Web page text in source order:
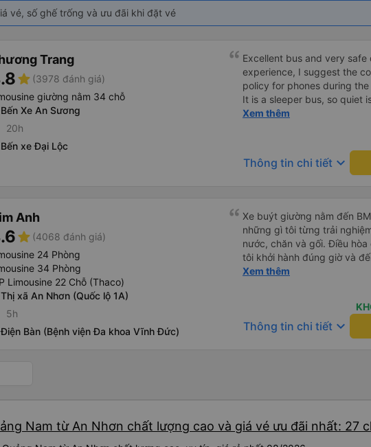
vé, số ghế trống và ưu đãi khi đặt vé
Trang
star (3978 đánh giá)
giường nằm 34 chỗ
Bến Xe An Sương
20h
Bến xe Đại Lộc
Excellent bus and very
experience, I suggest the
policy for phones during
It is a sleeper bus, so quiet
Wi-Fi password clearly
hơn, tôi góp ý nhà xe nên
lặng (tắt âm thanh điện
Tôi vẫn sẽ tiếp tục ủng hộ
Xem thêm
Thông tin chi tiết keyboard_arrow_down
Anh
star (4068 đánh giá)
24 Phòng
34 Phòng
Limousine 22 Chỗ (Thaco)
Thị xã An Nhơn (Quốc lộ 1A)
5h
Điện Bàn (Bệnh viện Đa khoa Vĩnh Đức)
Xe buýt giường nằm đến
những gì tôi từng trải
nước, chăn và gối. Điều
tôi khởi hành đúng giờ và
xế rất tuyệt so với những tài
cảm giác lái xe an toàn
qua Vexere và có vị trí xe
phải tìm kiếm xung quanh
đề của bến xe Đà Lạt
Xem thêm
Thông tin chi tiết keyboard_arrow_down
Nam từ An Nhơn chất lượng cao và giá vé ưu đãi nhất: 27